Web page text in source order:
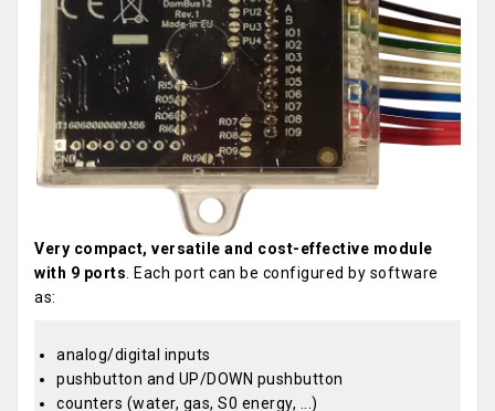
Very compact, versatile and cost-effective module
with 9 ports . Each port can be configured by software
as:
analog/digital inputs
pushbutton and UP/DOWN pushbutton
counters (water, gas, S0 energy, ...)